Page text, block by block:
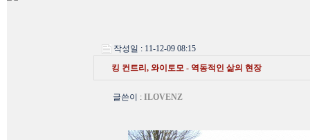
작성일 : 11-12-09 08:15
킹 컨트리, 와이토모 - 역동적인 삶의 현장
글쓴이 : ILOVENZ